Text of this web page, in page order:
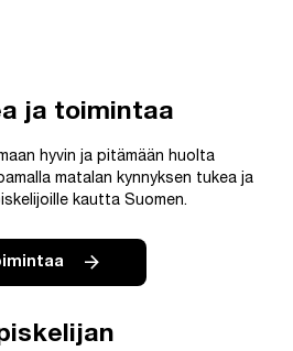
ja toimintaa
hyvin ja pitämään huolta
matalan kynnyksen tukea ja
kautta Suomen.